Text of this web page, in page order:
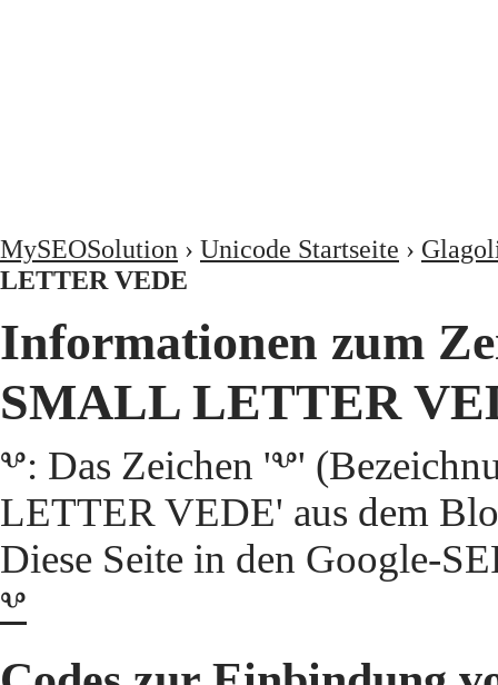
MySEOSolution › Unicode Startseite ›
LETTER VEDE
Informationen zum
SMALL LETTER
ⰲ: Das Zeichen 'ⰲ'
LETTER VEDE' aus dem
Diese Seite in den Google-
ⰲ